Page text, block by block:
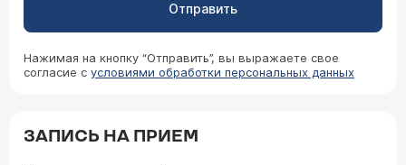
Отправить
Нажимая на кнопку “Отправить”, вы выражаете свое
согласие с условиями обработки персональных данных
ЗАПИСЬ НА ПРИЕМ